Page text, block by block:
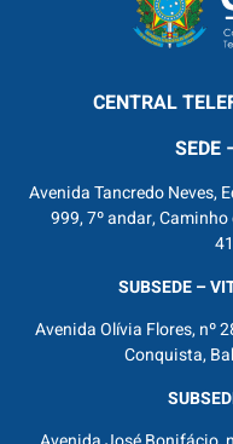
CENTRAL
SEDE
Avenida Tancredo Neves,
999, 7º andar,
SUBSEDE –
Avenida Olívia Flores, nº
Conquista,